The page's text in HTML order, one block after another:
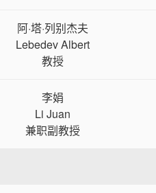
阿·塔·列别杰夫
Lebedev Albert
教授
李娟
Li Juan
兼职副教授